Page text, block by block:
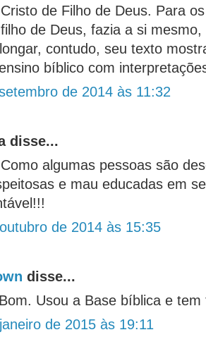
de Filho de Deus. Para
de Deus, fazia a si
contudo, seu texto
bíblico com
de 2014 às 11:32
disse...
algumas pessoas são
e mau educadas em
de 2014 às 15:35
disse...
Usou a Base bíblica e tem
de 2015 às 19:11